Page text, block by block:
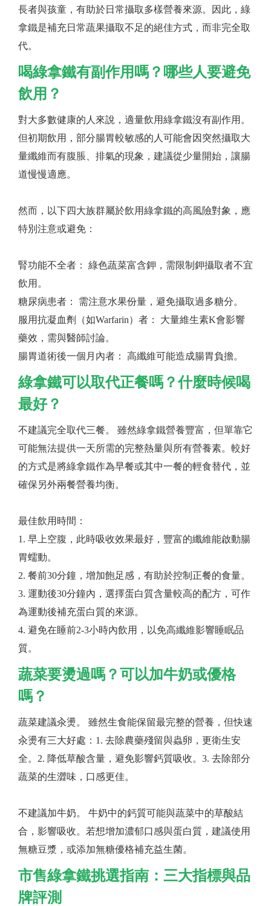
長者與孩童，有助於日常攝取多樣營養來源。因此，綠
拿鐵是補充日常蔬果攝取不足的絕佳方式，而非完全取
代。
喝綠拿鐵有副作用嗎？哪些人要避免
飲用？
對大多數健康的人來說，適量飲用綠拿鐵沒有副作用。
但初期飲用，部分腸胃較敏感的人可能會因突然攝取大
量纖維而有腹脹、排氣的現象，建議從少量開始，讓腸
道慢慢適應。
然而，以下四大族群屬於飲用綠拿鐵的高風險對象，應
特別注意或避免：
腎功能不全者： 綠色蔬菜富含鉀，需限制鉀攝取者不宜
飲用。
糖尿病患者： 需注意水果份量，避免攝取過多糖分。
服用抗凝血劑（如Warfarin）者： 大量維生素K會影響
藥效，需與醫師討論。
腸胃道術後一個月內者： 高纖維可能造成腸胃負擔。
綠拿鐵可以取代正餐嗎？什麼時候喝
最好？
不建議完全取代三餐。 雖然綠拿鐵營養豐富，但單靠它
可能無法提供一天所需的完整熱量與所有營養素。較好
的方式是將綠拿鐵作為早餐或其中一餐的輕食替代，並
確保另外兩餐營養均衡。
最佳飲用時間：
1. 早上空腹，此時吸收效果最好，豐富的纖維能啟動腸
胃蠕動。
2. 餐前30分鐘，增加飽足感，有助於控制正餐的食量。
3. 運動後30分鐘內，選擇蛋白質含量較高的配方，可作
為運動後補充蛋白質的來源。
4. 避免在睡前2-3小時內飲用，以免高纖維影響睡眠品
質。
蔬菜要燙過嗎？可以加牛奶或優格
嗎？
蔬菜建議汆燙。 雖然生食能保留最完整的營養，但快速
汆燙有三大好處：1. 去除農藥殘留與蟲卵，更衛生安
全。2. 降低草酸含量，避免影響鈣質吸收。3. 去除部分
蔬菜的生澀味，口感更佳。
不建議加牛奶。 牛奶中的鈣質可能與蔬菜中的草酸結
合，影響吸收。若想增加濃郁口感與蛋白質，建議使用
無糖豆漿，或添加無糖優格補充益生菌。
市售綠拿鐵挑選指南：三大指標與品
牌評測